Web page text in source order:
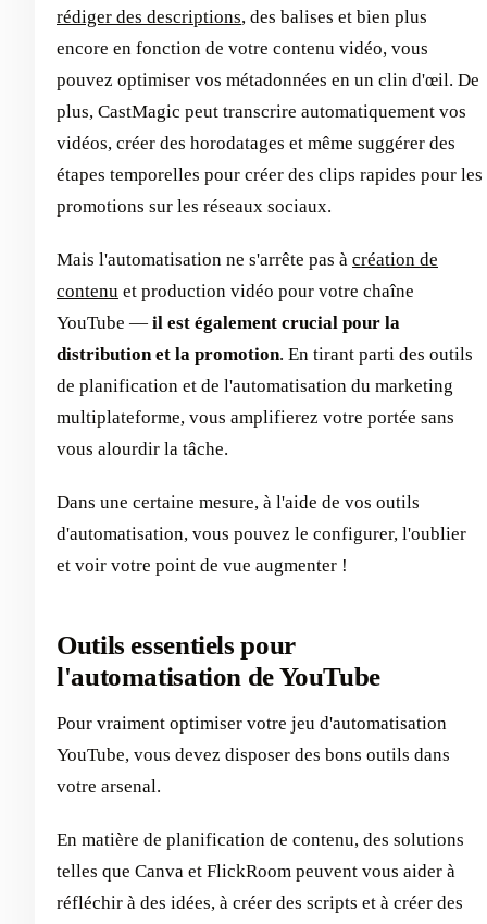
rédiger des descriptions, des balises et bien plus
encore en fonction de votre contenu vidéo, vous
pouvez optimiser vos métadonnées en un clin d'œil. De
plus, CastMagic peut transcrire automatiquement vos
vidéos, créer des horodatages et même suggérer des
étapes temporelles pour créer des clips rapides pour les
promotions sur les réseaux sociaux.
Mais l'automatisation ne s'arrête pas à création de
contenu et production vidéo pour votre chaîne
YouTube — il est également crucial pour la
distribution et la promotion. En tirant parti des outils
de planification et de l'automatisation du marketing
multiplateforme, vous amplifierez votre portée sans
vous alourdir la tâche.
Dans une certaine mesure, à l'aide de vos outils
d'automatisation, vous pouvez le configurer, l'oublier
et voir votre point de vue augmenter !
Outils essentiels pour
l'automatisation de YouTube
Pour vraiment optimiser votre jeu d'automatisation
YouTube, vous devez disposer des bons outils dans
votre arsenal.
En matière de planification de contenu, des solutions
telles que Canva et FlickRoom peuvent vous aider à
réfléchir à des idées, à créer des scripts et à créer des